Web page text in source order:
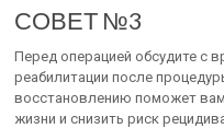
СОВЕТ №3
Перед операцией обсудите с
реабилитации после
восстановлению поможет
жизни и снизить риск